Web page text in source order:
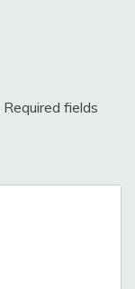
Required fields